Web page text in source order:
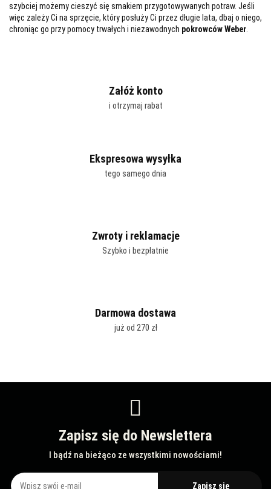
szybciej możemy cieszyć się smakiem przygotowywanych potraw. Jeśli
więc zależy Ci na sprzęcie, który posłuży Ci przez długie lata, dbaj o niego,
chroniąc go przy pomocy trwałych i niezawodnych pokrowców Weber
Załóż konto
i otrzymaj rabat
Ekspresowa wysyłka
tego samego dnia
Zwroty i reklamacje
Szybko i bezpłatnie
Darmowa dostawa
już od 270 zł
Zapisz się do Newslettera
I bądź na bieżąco ze wszystkimi nowościami!